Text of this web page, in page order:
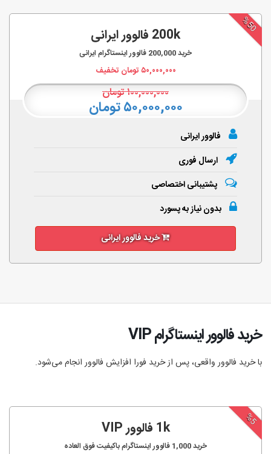
%50
200k فالوور ایرانی
خرید200,000 فالوور اینستاگرام ایرانی
۵۰,۰۰۰,۰۰۰تومان تخفیف
۱۰۰,۰۰۰,۰۰۰تومان
۵۰,۰۰۰,۰۰۰ تومان
فالوور ایرانی
ارسال فوری
پشتیبانی اختصاصی
بدون نیاز به پسورد
خرید فالوور ایرانی
خرید فالوور اینستاگرام VIP
با خرید فالوور واقعی، پس از خرید فورا افزایش فالوور انجام‌ می‌شود.
%5 1k فالوور VIP
خرید1,000 فالوور اینستاگرام باکیفیت فوق العاده